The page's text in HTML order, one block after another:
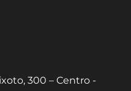
300 – Centro -